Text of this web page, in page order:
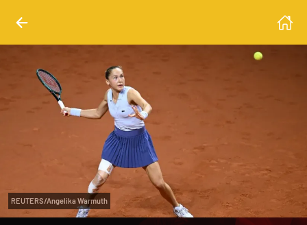
REUTERS/Angelika Warmuth